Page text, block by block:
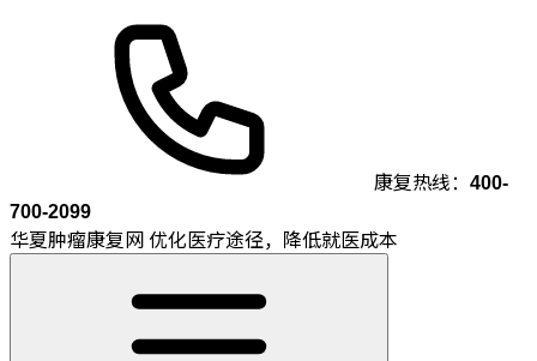
康复热线： 400-
700-2099
华夏肿瘤康复网 优化医疗途径，降低就医成本